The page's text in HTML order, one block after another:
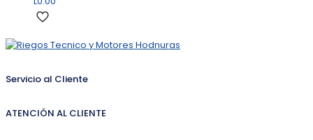
Servicio al Cliente
ATENCIÓN AL CLIENTE